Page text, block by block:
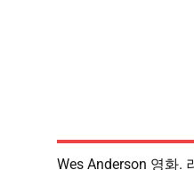
Wes Anderson 영화.